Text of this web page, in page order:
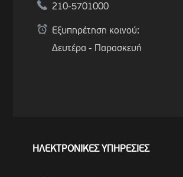
210-5701000
Εξυπηρέτηση κοινού:
Δευτέρα - Παρασκευή
ΗΛΕΚΤΡΟΝΙΚΕΣ ΥΠΗΡΕΣΙΕΣ